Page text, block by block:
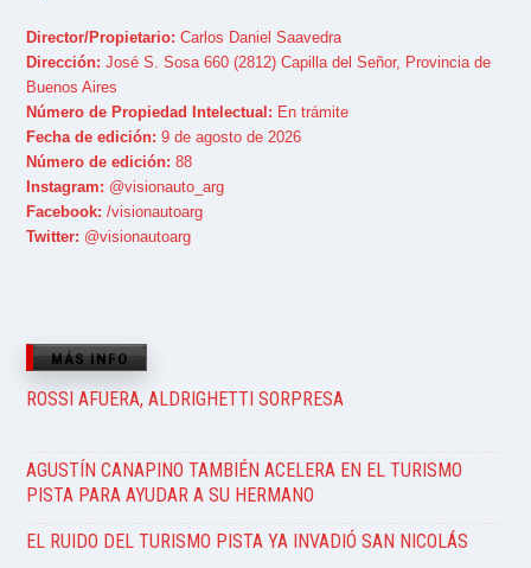
Director/Propietario: Carlos Daniel Saavedra
Dirección: José S. Sosa 660 (2812) Capilla del Señor, Provincia de
Buenos Aires
Número de Propiedad Intelectual: En trámite
Fecha de edición: 9 de agosto de 2026
Número de edición: 88
Instagram: @visionauto_arg
Facebook: /visionautoarg
Twitter: @visionautoarg
MÁS INFO
ROSSI AFUERA, ALDRIGHETTI SORPRESA
AGUSTÍN CANAPINO TAMBIÉN ACELERA EN EL TURISMO
PISTA PARA AYUDAR A SU HERMANO
EL RUIDO DEL TURISMO PISTA YA INVADIÓ SAN NICOLÁS